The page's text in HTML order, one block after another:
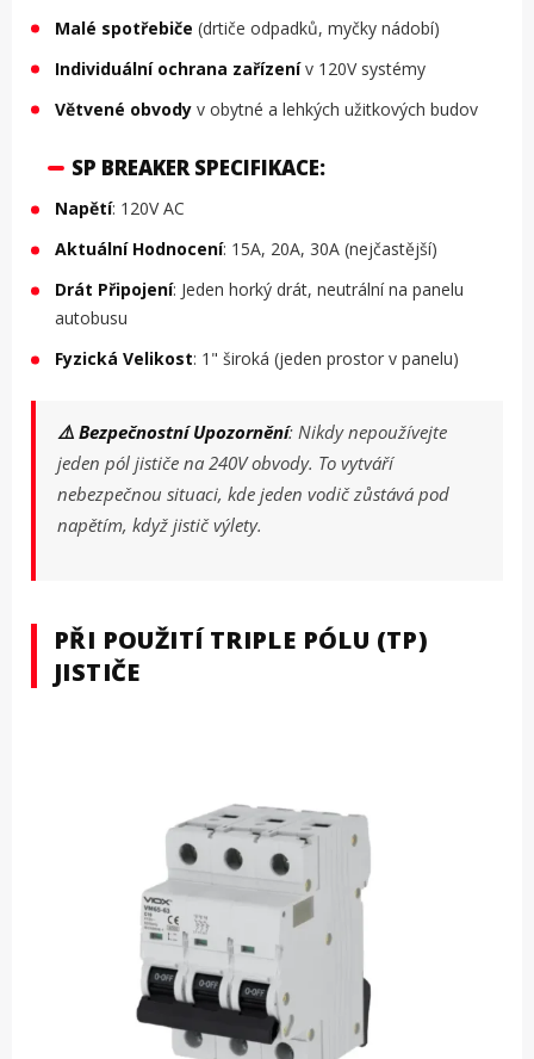
Malé spotřebiče (drtiče odpadků, myčky nádobí)
Individuální ochrana zařízenív 120V systémy
Větvené obvody v obytné a lehkých užitkových budov
SP BREAKER SPECIFIKACE:
Napětí: 120V AC
Aktuální Hodnocení: 15A, 20A, 30A (nejčastější)
Drát Připojení: Jeden horký drát, neutrální na panelu
autobusu
Fyzická Velikost: 1" široká (jeden prostor v panelu)
⚠️ Bezpečnostní Upozornění: Nikdy nepoužívejte
jeden pól jističe na 240V obvody. To vytváří
nebezpečnou situaci, kde jeden vodič zůstává pod
napětím, když jistič výlety.
PŘI POUŽITÍ TRIPLE PÓLU (TP)
JISTIČE